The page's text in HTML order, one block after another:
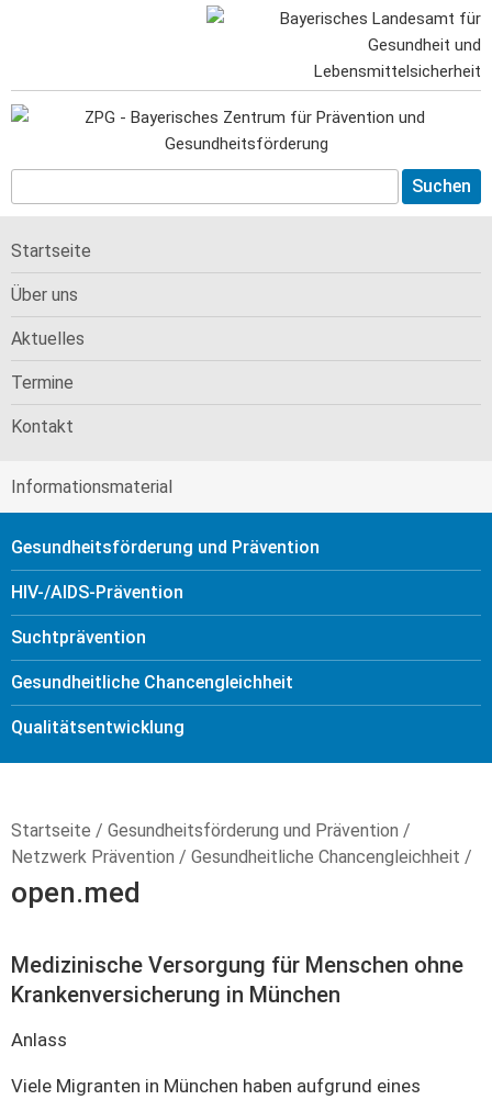
Startseite
Über uns
Aktuelles
Termine
Kontakt
Informations­material
Gesundheitsförderung und Prävention
HIV-/AIDS-Prävention
Sucht­prävention
Gesundheitliche Chancengleichheit
Qualitäts­entwicklung
Startseite / Gesundheitsförderung und Prävention /
Netzwerk Prävention / Gesundheitliche Chancengleichheit /
open.med
Medizinische Versorgung für Menschen ohne
Krankenversicherung in München
Anlass
Viele Migranten in München haben aufgrund eines